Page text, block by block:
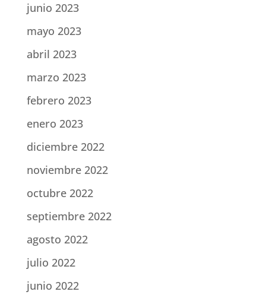
junio 2023
mayo 2023
abril 2023
marzo 2023
febrero 2023
enero 2023
diciembre 2022
noviembre 2022
octubre 2022
septiembre 2022
agosto 2022
julio 2022
junio 2022